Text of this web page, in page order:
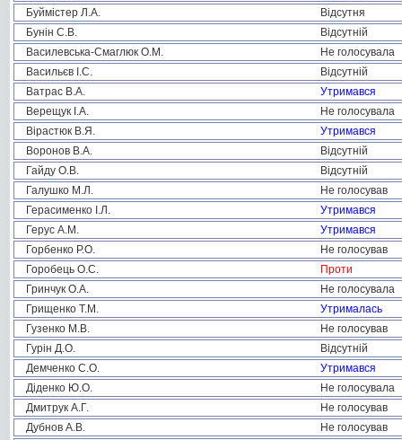
Буймістер Л.А.
Відсутня
Бунін С.В.
Відсутній
Василевська-Смаглюк О.М.
Не голосувала
Васильєв І.С.
Відсутній
Ватрас В.А.
Утримався
Верещук І.А.
Не голосувала
Вірастюк В.Я.
Утримався
Воронов В.А.
Відсутній
Гайду О.В.
Відсутній
Галушко М.Л.
Не голосував
Герасименко І.Л.
Утримався
Герус А.М.
Утримався
Горбенко Р.О.
Не голосував
Горобець О.С.
Проти
Гринчук О.А.
Не голосувала
Грищенко Т.М.
Утрималась
Гузенко М.В.
Не голосував
Гурін Д.О.
Відсутній
Демченко С.О.
Утримався
Діденко Ю.О.
Не голосувала
Дмитрук А.Г.
Не голосував
Дубнов А.В.
Не голосував